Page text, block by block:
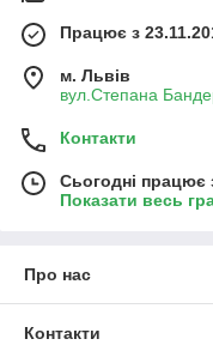
Працює з
м. Львів
вул.Степана
Контакти
Сьогодні працює
Показати весь
Про нас
Контакти